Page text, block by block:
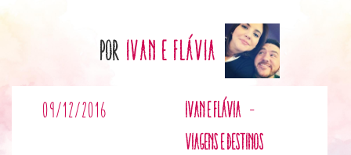
por Ivan e Flávia
09/12/2016 Ivan e Flávia -
Viagens e Destinos